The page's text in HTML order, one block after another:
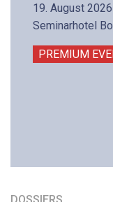
19. August
Seminarhotel
PREMIUM